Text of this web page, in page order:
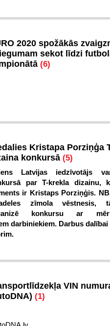
2020 spožākās
sekot līdzi
(6)
Kristapa Porziņģa
konkursā (5)
Latvijas iedzīvotājs
par T-krekla dizainu,
ir Kristaps Porziņģis.
zīmola vēstnesis,
konkursu ar
darbiniekiem. Darbus
VIN
(1)